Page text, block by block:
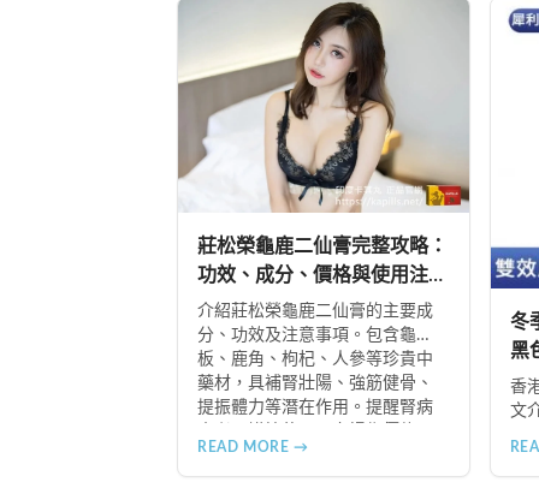
莊松榮龜鹿二仙膏完整攻略：
功效、成分、價格與使用注意
事項
介紹莊松榮龜鹿二仙膏的主要成
分、功效及注意事項。包含龜
板、鹿角、枸杞、人參等珍貴中
藥材，具補腎壯陽、強筋健骨、
提振體力等潛在作用。提醒腎病
NT$12,500-12,800。
READ MORE →
冬
黑
香
文